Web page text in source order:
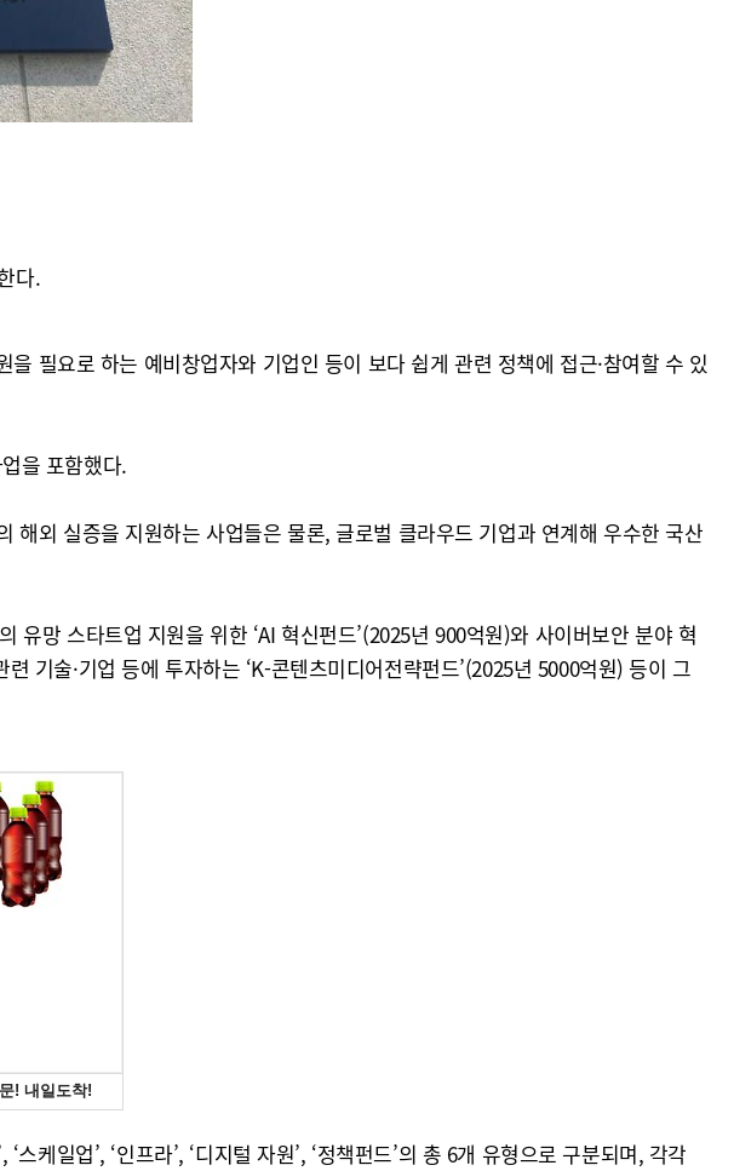
다.
필요로 하는 예비창업자와 기업인 등이 보다 쉽게 관련 정책에 접근·참여할 수 있
을 포함했다.
해외 실증을 지원하는 사업들은 물론, 글로벌 클라우드 기업과 연계해 우수한 국산
망 스타트업 지원을 위한 ‘AI 혁신펀드’(2025년 900억원)와 사이버보안 분야 혁
기술·기업 등에 투자하는 ‘K-콘텐츠미디어전략펀드’(2025년 5000억원) 등이 그
케일업’, ‘인프라’, ‘디지털 자원’, ‘정책펀드’의 총 6개 유형으로 구분되며, 각각